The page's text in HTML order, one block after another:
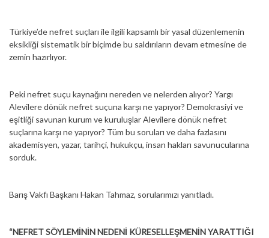
Türkiye’de nefret suçları ile ilgili kapsamlı bir yasal düzenlemenin
eksikliği sistematik bir biçimde bu saldırıların devam etmesine de
zemin hazırlıyor.
Peki nefret suçu kaynağını nereden ve nelerden alıyor? Yargı
Alevilere dönük nefret suçuna karşı ne yapıyor? Demokrasiyi ve
eşitliği savunan kurum ve kuruluşlar Alevilere dönük nefret
suçlarına karşı ne yapıyor? Tüm bu soruları ve daha fazlasını
akademisyen, yazar, tarihçi, hukukçu, insan hakları savunucularına
sorduk.
Barış Vakfı Başkanı Hakan Tahmaz, sorularımızı yanıtladı.
“NEFRET SÖYLEMİNİN NEDENİ KÜRESELLEŞMENİN YARATTIĞI